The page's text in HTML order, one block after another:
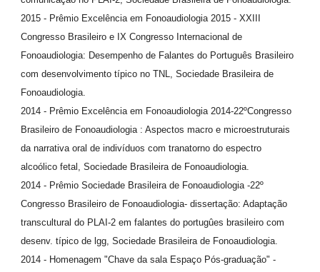
2015 - Prêmio Excelência em Fonoaudiologia 2015 - XXIII
Congresso Brasileiro e IX Congresso Internacional de
Fonoaudiologia: Desempenho de Falantes do Português Brasileiro
com desenvolvimento típico no TNL, Sociedade Brasileira de
Fonoaudiologia.
2014 - Prêmio Excelência em Fonoaudiologia 2014-22ºCongresso
Brasileiro de Fonoaudiologia : Aspectos macro e microestruturais
da narrativa oral de indivíduos com tranatorno do espectro
alcoólico fetal, Sociedade Brasileira de Fonoaudiologia.
2014 - Prêmio Sociedade Brasileira de Fonoaudiologia -22º
Congresso Brasileiro de Fonoaudiologia- dissertação: Adaptação
transcultural do PLAI-2 em falantes do portugûes brasileiro com
desenv. típico de lgg, Sociedade Brasileira de Fonoaudiologia.
2014 - Homenagem "Chave da sala Espaço Pós-graduação" -